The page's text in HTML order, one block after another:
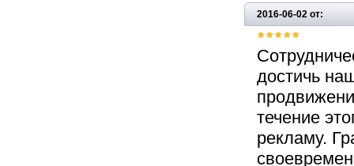
2016-06-02 от:
достичь
течение
рекламу.